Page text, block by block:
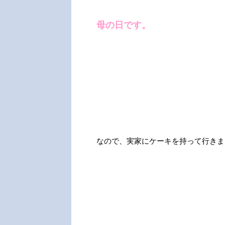
母の日です。
なので、実家にケーキを持って行き